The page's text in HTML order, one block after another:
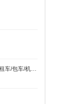
昆明别克7座商务（GL8)租车/包车/机场车站接送